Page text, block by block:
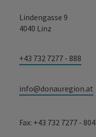
Lindengasse 9
4040 Linz
+43 732 7277 - 888
info@donauregion.at
Fax: +43 732 7277 - 804